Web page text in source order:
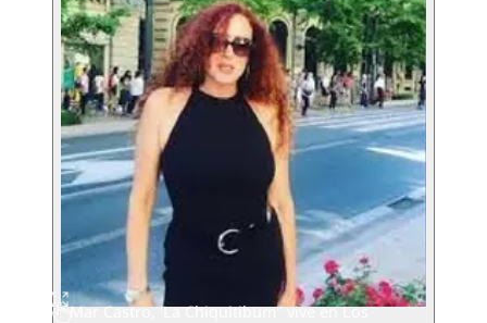
Mar Castro, 'La Chiquitibum'' vive en Los